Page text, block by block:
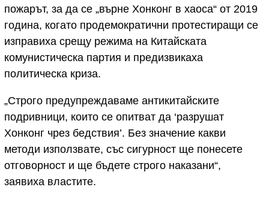
пожарът, за да се „върне Хонконг в хаоса“ от 2019
година, когато продемократични протестиращи се
изправиха срещу режима на Китайската
комунистическа партия и предизвикаха
политическа криза.
„Строго предупреждаваме антикитайските
подривници, които се опитват да ‘разрушат
Хонконг чрез бедствия’. Без значение какви
методи използвате, със сигурност ще понесете
отговорност и ще бъдете строго наказани“,
заявиха властите.